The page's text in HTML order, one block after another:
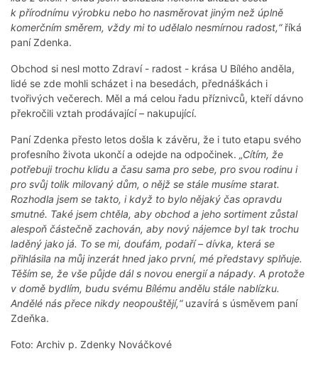
k přírodnímu výrobku nebo ho nasměrovat jiným než úplně
komerčním směrem, vždy mi to udělalo nesmírnou radost,“říká
paní Zdenka.
Obchod si nesl motto Zdraví - radost - krása U Bílého anděla,
lidé se zde mohli scházet i na besedách, přednáškách i
tvořivých večerech. Měl a má celou řadu příznivců, kteří dávno
překročili vztah prodávající – nakupující.
Paní Zdenka přesto letos došla k závěru, že i tuto etapu svého
profesního života ukončí a odejde na odpočinek. „Cítím, že
potřebuji trochu klidu a času sama pro sebe, pro svou rodinu i
pro svůj tolik milovaný dům, o nějž se stále musíme starat.
Rozhodla jsem se takto, i když to bylo nějaký čas opravdu
smutné. Také jsem chtěla, aby obchod a jeho sortiment zůstal
alespoň částečně zachován, aby nový nájemce byl tak trochu
laděný jako já. To se mi, doufám, podaří – dívka, která se
přihlásila na můj inzerát hned jako první, mé představy splňuje.
Těším se, že vše půjde dál s novou energií a nápady. A protože
v domě bydlím, budu svému Bílému andělu stále nablízku.
Andělé nás přece nikdy neopouštějí,“uzavírá s úsměvem paní
Zdeňka.
Foto: Archiv p. Zdenky Nováčkové